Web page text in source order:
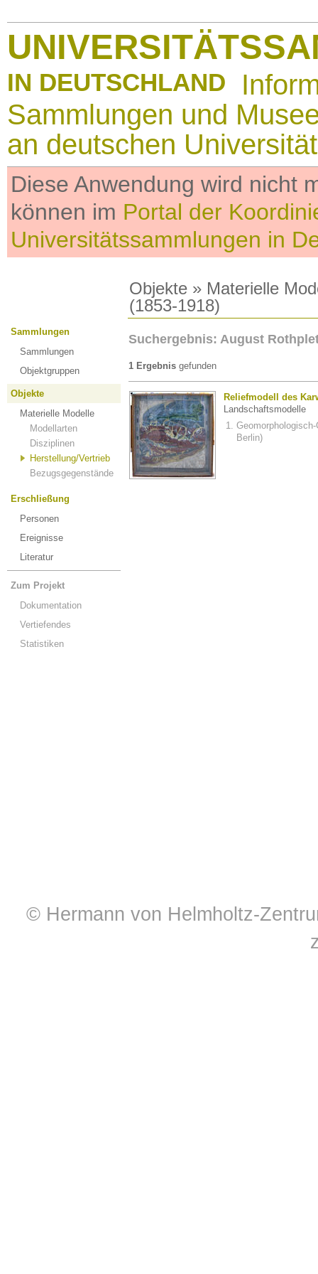
IN DEUTSCHLAND
Sammlungen und
an deutschen
Diese Anwendung wird nicht
können im Portal der
Universitätssammlungen in
Objekte » Materielle
(1853-1918)
Sammlungen
Sammlungen
Objektgruppen
Objekte
Materielle Modelle
Modellarten
Disziplinen
Herstellung/Vertrieb
Bezugsgegenstände
Erschließung
Personen
Ereignisse
Literatur
Zum Projekt
Dokumentation
Vertiefendes
Statistiken
Suchergebnis: August
1 Ergebnis gefunden
Reliefmodell des
Landschaftsmodelle
Berlin)
© Hermann von Helmholtz-